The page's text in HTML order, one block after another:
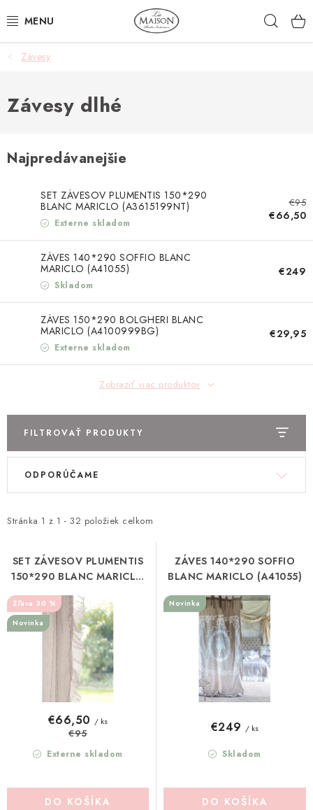
na
NOVINKY
AKCIA
NÁBYTOK
SVIETIDLÁ
DOPLNKY
STOLOVANIE
TEXTIL
KOZMETIKA
DARČEKOVÉ POUKÁŽKY
VŠETKY PRODUKTY
Ako nakupovať Doprava a platba
Obchodné podmienky
Podmienky ochrany osobných údajov
Návod na údržbu nábytku
Reklamačný poriadok
Pravidlá zliav a akcií
Moja objednávka
Závesy
Závesy dlhé
Najpredávanejšie
SET ZÁVESOV PLUMENTIS 150*290
BLANC MARICLO (A3615199NT)
Externe skladom
€95
€66,50
ZÁVES 140*290 SOFFIO BLANC
MARICLO (A41055)
Skladom
€249
ZÁVES 150*290 BOLGHERI BLANC
MARICLO (A4100999BG)
Externe skladom
€29,95
Zobraziť viac produktov
FILTROVAŤ PRODUKTY
V
i
p
r
o
d
Stránka 1 z 1 - 32 položiek celkom
R
e
e
p
r
ODPORÚČAME
SET ZÁVESOV PLUMENTIS
150*290 BLANC MARICLO
(A3615199NT)
30 %
Novinka
Externe skladom
€66,50 / ks
€95
DO KOŠÍKA
ZÁVES 140*290 SOFFIO
BLANC MARICLO (A41055)
Novinka
Skladom
€249 / ks
DO KOŠÍKA